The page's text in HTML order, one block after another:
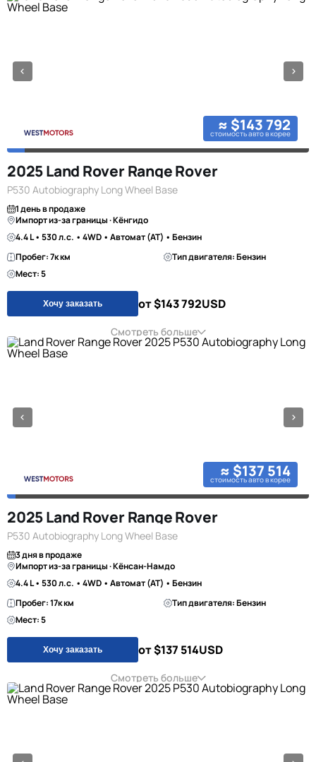
≈ $143 792
стоимость авто в корее
2025 Land Rover Range Rover
P530 Autobiography Long Wheel Base
1 день в продаже
Импорт из-за границы · Кёнгидо
4.4 L • 530 л.с. • 4WD • Автомат (AT) • Бензин
Пробег: 7к км
Тип двигателя: Бензин
Мест: 5
Хочу заказать от $143 792USD
Смотреть больше
≈ $137 514
стоимость авто в корее
2025 Land Rover Range Rover
P530 Autobiography Long Wheel Base
3 дня в продаже
Импорт из-за границы · Кёнсан-Намдо
4.4 L • 530 л.с. • 4WD • Автомат (AT) • Бензин
Пробег: 17к км
Тип двигателя: Бензин
Мест: 5
Хочу заказать от $137 514USD
Смотреть больше